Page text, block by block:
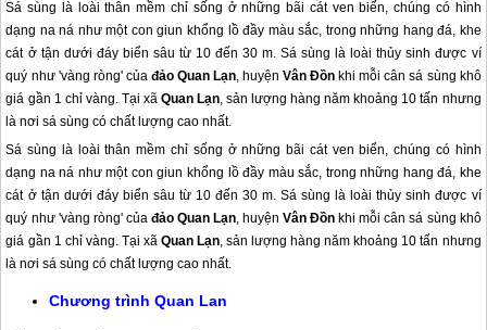
Sá sùng là loài thân mềm chỉ sống ở những bãi cát ven biển, chúng có hình
dạng na ná như một con giun khổng lồ đầy màu sắc, trong những hang đá, khe
cát ở tận dưới đáy biển sâu từ 10 đến 30 m. Sá sùng là loài thủy sinh được ví
quý như 'vàng ròng' của đảo Quan Lạn, huyệnVân Đồn khi mỗi cân sá sùng khô
giá gần 1 chỉ vàng. Tại xã Quan Lạn, sản lượng hàng năm khoảng 10 tấn nhưng
là nơi sá sùng có chất lượng cao nhất.
Sá sùng là loài thân mềm chỉ sống ở những bãi cát ven biển, chúng có hình
dạng na ná như một con giun khổng lồ đầy màu sắc, trong những hang đá, khe
cát ở tận dưới đáy biển sâu từ 10 đến 30 m. Sá sùng là loài thủy sinh được ví
quý như 'vàng ròng' của đảo Quan Lạn, huyệnVân Đồn khi mỗi cân sá sùng khô
giá gần 1 chỉ vàng. Tại xã Quan Lạn, sản lượng hàng năm khoảng 10 tấn nhưng
là nơi sá sùng có chất lượng cao nhất.
Chương trìnhQuan Lan